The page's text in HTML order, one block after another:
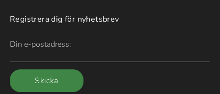
Registrera dig för nyhetsbrev
Din e-postadress:
Skicka